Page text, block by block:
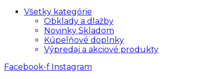
Všetky kategórie
Obklady a dlažby
Novinky Skladom
Kúpelňové doplnky
Výpredaj a akciové produkty
Facebook-f Instagram